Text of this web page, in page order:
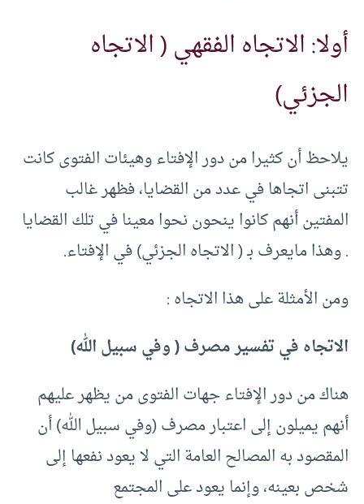
أولا: الاتجاه الفقهي ( الاتجاه
الجزئي)
يلاحظ أن كثيرا من دور الإفتاء وهيئات الفتوى كانت
تتبنى اتجاها في عدد من القضايا، فظهر غالب
المفتين أنهم كانوا ينحون نحوا معينا في تلك القضايا
. وهذا مايعرف بـ ( الاتجاه الجزئي) في الإفتاء.
ومن الأمثلة على هذا الاتجاه :
الاتجاه في تفسير مصرف ( وفي سبيل الله)
هناك من دور الإفتاء جهات الفتوى من يظهر عليهم
أنهم يميلون إلى اعتبار مصرف (وفي سبيل الله) أن
المقصود به المصالح العامة التي لا يعود نفعها إلى
شخص بعينه، وإنما يعود على المجتمع